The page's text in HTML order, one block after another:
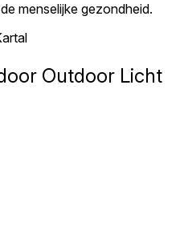
menselijke gezondheid.
Outdoor Licht